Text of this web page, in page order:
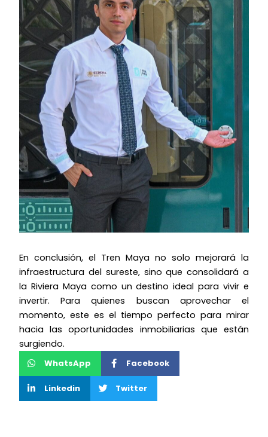
En conclusión, el Tren Maya no solo mejorará la
infraestructura del sureste, sino que consolidará a
la Riviera Maya como un destino ideal para vivir e
invertir. Para quienes buscan aprovechar el
momento, este es el tiempo perfecto para mirar
hacia las oportunidades inmobiliarias que están
surgiendo.
WhatsApp Facebook
Linkedin Twitter